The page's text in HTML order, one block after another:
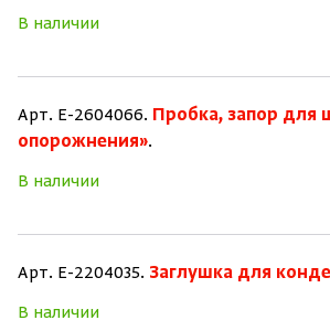
В наличии
Арт. E-2604066. Пробка, запор для
опорожнения».
В наличии
Арт. E-2204035. Заглушка для
В наличии